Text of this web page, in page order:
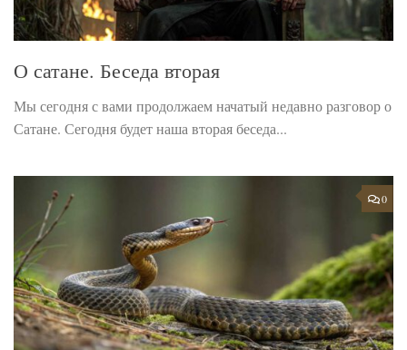
О сатане. Беседа вторая
Мы сегодня с вами продолжаем начатый недавно разговор о
Сатане. Сегодня будет наша вторая беседа...
0